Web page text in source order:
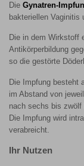
Die Gynatren-
bakteriellen Vaginitis
Die in dem Wirkstoff
Antikörperbildung
so die gestörte
Die Impfung besteht
im Abstand von
nach sechs bis zwölf
Die Impfung wird
verabreicht.
Ihr Nutzen